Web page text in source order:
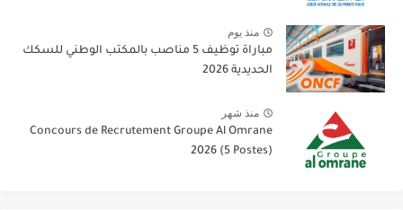
منذ يوم
مباراة توظيف 5 مناصب بالمكتب الوطني للسكك
الحديدية 2026
منذ شهر
Concours de Recrutement Groupe Al Omrane
2026 (5 Postes)